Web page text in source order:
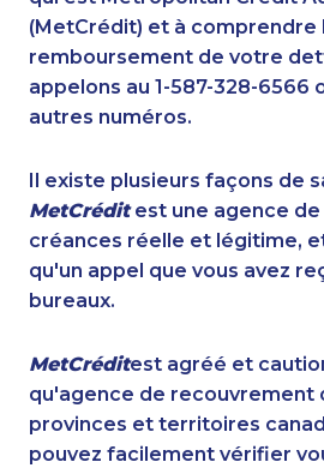
(MetCrédit) et à comprendre
remboursement de votre
appelons au 1-587-328-6566
autres numéros.
Il existe plusieurs façons de
MetCréditest une agence
créances réelle et légitime,
qu'un appel que vous avez
bureaux.
MetCréditest agréé et
qu'agence de recouvrement
provinces et territoires
pouvez facilement vérifier